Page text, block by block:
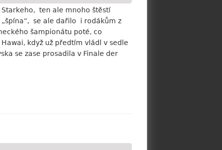
ten ale mnoho štěstí
se ale dařilo i rodákům z
šampionátu poté, co
když už předtím vládl v sedle
se zase prosadila v Finale der